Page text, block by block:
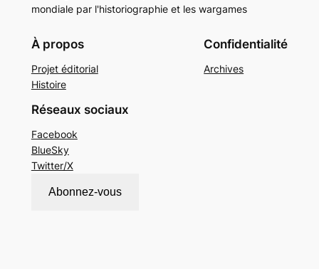
mondiale par l'historiographie et les wargames
À propos
Projet éditorial
Histoire
Confidentialité
Archives
Réseaux sociaux
Facebook
BlueSky
Twitter/X
Abonnez-vous